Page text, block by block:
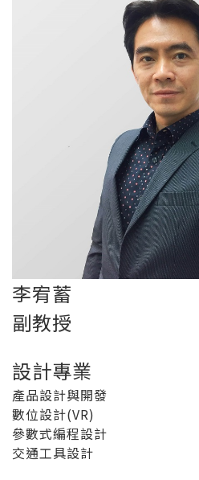
李宥蓄
副教授
設計專業
產品設計與開發
數位設計(VR)
參數式編程設計
交通工具設計